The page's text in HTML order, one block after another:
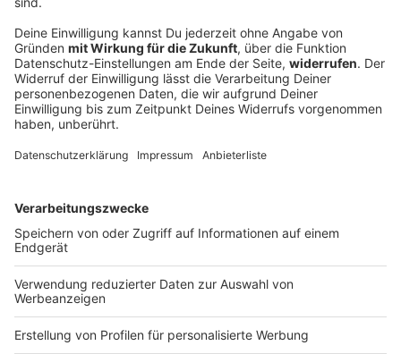
Freude auf Kane & Co.
Die Asienreise des FC Bayern ist zu Ende. Die
Vorstände ziehen ein positives Fazit, der Trainer ist
ebenfalls zufrieden. Das erste Titelduell ist schon im
DEINE GEMERKTEN ARTIKEL
Du hast dir noch keine Artikel gemerkt
Markiere sie hierfür mit einem